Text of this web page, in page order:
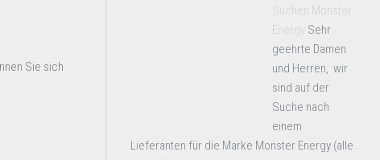
Sie sich
Suchen Monster
Energy Sehr
geehrte Damen
und Herren, wir
sind auf der
Suche nach
einem
Lieferanten für die Marke Monster Energy (alle